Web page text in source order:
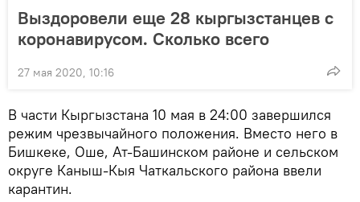
Выздоровели еще 28 кыргызстанцев с
коронавирусом. Сколько всего
27 мая 2020, 10:16
В части Кыргызстана 10 мая в 24:00 завершился
режим чрезвычайного положения. Вместо него в
Бишкеке, Оше, Ат-Башинском районе и сельском
округе Каныш-Кыя Чаткальского района ввели
карантин.